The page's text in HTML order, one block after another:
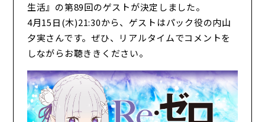
生活』の第89回のゲストが決定しました。
4月15日(木)21:30から、ゲストはパック役の内山
夕実さんです。ぜひ、リアルタイムでコメントを
しながらお聴ききください。